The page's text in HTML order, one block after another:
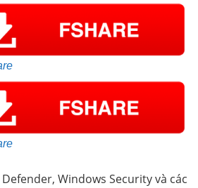
Windows Security và các